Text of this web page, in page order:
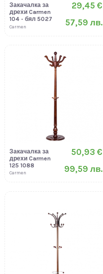
Закачалка за
дрехи Carmen
104 - бял 5027
Carmen
29,45 €
57,59 лв.
Закачалка за
дрехи Carmen
125 1088
Carmen
50,93 €
99,59 лв.